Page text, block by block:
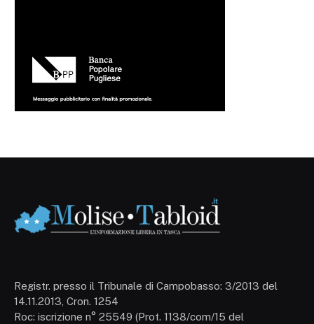
Registr. presso il Tribunale di Campobasso: 3/2013 del
14.11.2013, Cron. 1254
Roc: iscrizione n° 25549 (Prot. 1138/com/15 del